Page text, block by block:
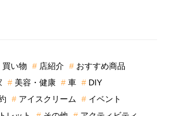
買い物 店紹介
おすすめ商品
美容・健康 車
DIY
アイスクリーム
イベント